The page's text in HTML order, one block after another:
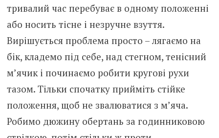
тривалий час перебуває в одному положенні
або носить тісне і незручне взуття.
Вирішується проблема просто – лягаємо на
бік, кладемо під себе, над стегном, тенісний
м’ячик і починаємо робити кругові рухи
тазом. Тільки спочатку прийміть стійке
положення, щоб не звалюватися з м’яча.
Робимо дюжину обертань за годинниковою